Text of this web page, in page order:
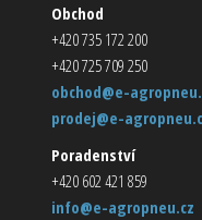
Obchod
+420 735 172 200
+420 725 709 250
obchod@e-
prodej@e-
Poradenství
+420 602 421 859
info@e-agropneu.cz